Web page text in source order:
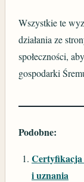
Wszystkie te
działania ze
społeczności,
gospodarki
Podobne:
Certyfikacja
i uznania